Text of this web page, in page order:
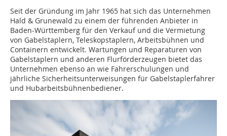
Seit der Gründung im Jahr 1965 hat sich das Unternehmen
Hald & Grunewald zu einem der führenden Anbieter in
Baden-Württemberg für den Verkauf und die Vermietung
von Gabelstaplern, Teleskopstaplern, Arbeitsbühnen und
Containern entwickelt. Wartungen und Reparaturen von
Gabelstaplern und anderen Flurförderzeugen bietet das
Unternehmen ebenso an wie Fahrerschulungen und
jährliche Sicherheitsunterweisungen für Gabelstaplerfahrer
und Hubarbeitsbühnenbediener.